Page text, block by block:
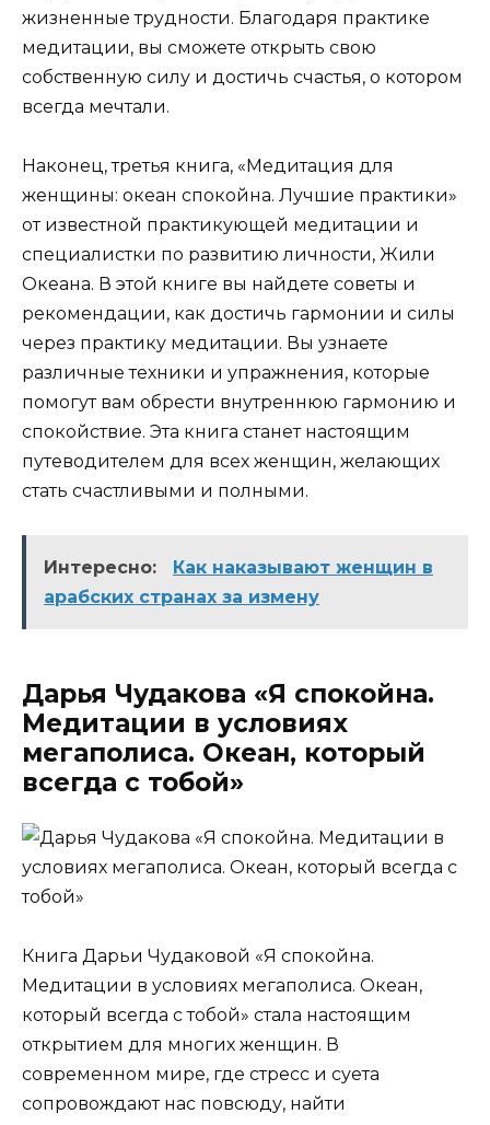
жизненные трудности. Благодаря практике
медитации, вы сможете открыть свою
собственную силу и достичь счастья, о котором
всегда мечтали.
Наконец, третья книга, «Медитация для
женщины: океан спокойна. Лучшие практики»
от известной практикующей медитации и
специалистки по развитию личности, Жили
Океана. В этой книге вы найдете советы и
рекомендации, как достичь гармонии и силы
через практику медитации. Вы узнаете
различные техники и упражнения, которые
помогут вам обрести внутреннюю гармонию и
спокойствие. Эта книга станет настоящим
путеводителем для всех женщин, желающих
стать счастливыми и полными.
Интересно:
Как наказывают женщин в
арабских странах за измену
Дарья Чудакова «Я спокойна.
Медитации в условиях
мегаполиса. Океан, который
всегда с тобой»
Книга Дарьи Чудаковой «Я спокойна.
Медитации в условиях мегаполиса. Океан,
который всегда с тобой» стала настоящим
открытием для многих женщин. В
современном мире, где стресс и суета
сопровождают нас повсюду, найти